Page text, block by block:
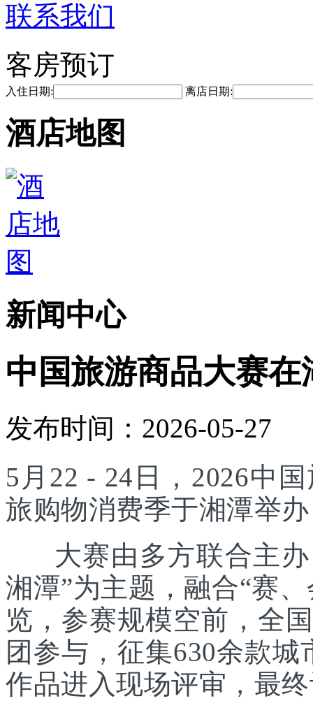
联系我们
客房预订
入住日期: 离店日期:
酒店地图
新闻中心
中国旅游商品大赛
发布时间：2026-05-27
5月22 - 24日，2026中
旅购物消费季于湘潭举
大赛由多方联合主办
湘潭”为主题，融合“赛
览，参赛规模空前，全
团参与，征集630余款
作品进入现场评审，最